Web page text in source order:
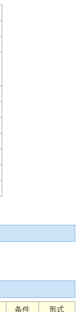
条件 形式